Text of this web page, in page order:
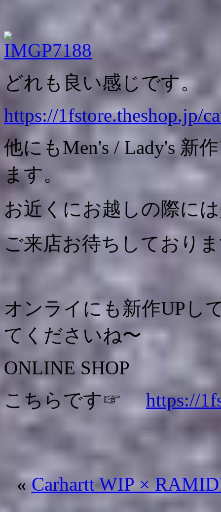
どれも良い感じです。
https://1fstore.theshop.jp/
他にもMen's / Lady's 新
ます。
お近くにお越しの際に
ご来店お待ちしており
オンライにも新作UPし
てくださいね〜
ONLINE SHOP
こちらです☞https://
«Carhartt WIP ×